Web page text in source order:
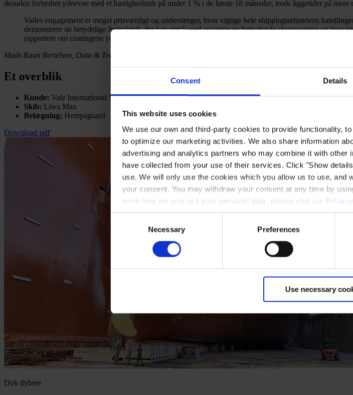
Consent Details
This website uses cookies
We use our own and third-party cookies to provide functionality,
to optimize our marketing activities. We also share information
advertising and analytics partners who may combine it with
have collected from your use of their services. Click "Show
use. We will only use the cookies which you allow us to use,
your consent. You may withdraw your consent at any time by
more how we process your personal data, please visit our
Necessary Preferences
Use necessary
desuden forbedret ydeevne med et hastighedstab på under 1 % i de første 18 måneder, trods liggetider på
Valles engagement er meget prisværdigt og understreger, hvor vigtige hele shippingindustriens
demonstrere de betydelige fremskridt, der kan opnås ved at vælge en højtydende skrogcoating og
rapportere om coatingens ydeevne indtil næste planlagte tørdok i 2028, samt de yderligere
Mads Raun Bertelsen, Data & Technology Director
Et overblik
Kunde: Vale International SA
Skib: Liwa Max
Belægning: Hempaguard
Download pdf
Dyk dybere